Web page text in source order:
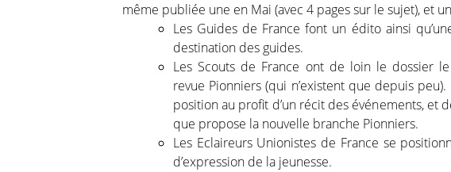
même publiée une en Mai (avec 4 pages sur le sujet), et
Les Guides de France font un édito ainsi
destination des guides.
Les Scouts de France ont de loin le dossier
revue Pionniers (qui n’existent que depuis
position au profit d’un récit des événements, et
que propose la nouvelle branche Pionniers.
Les Eclaireurs Unionistes de France se
d’expression de la jeunesse.